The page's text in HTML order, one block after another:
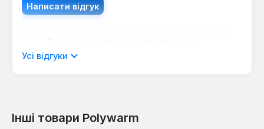
Написати відгук
мовою.
Відгуків не знайдено. Поділіться
Усі відгуки
Інші товари Polywarm